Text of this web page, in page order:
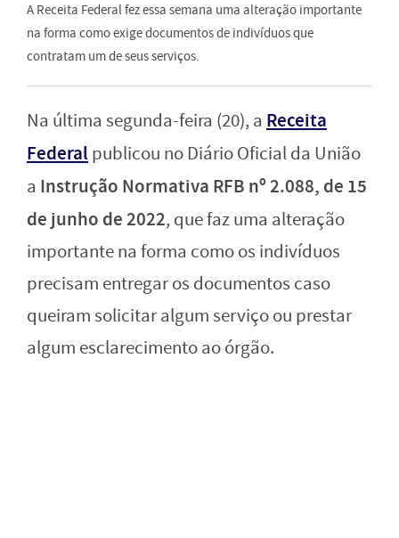
A Receita Federal fez essa semana uma alteração importante
na forma como exige documentos de indivíduos que
contratam um de seus serviços.
Na última segunda-feira (20), a Receita
Federal publicou no Diário Oficial da União
a Instrução Normativa RFB nº 2.088, de 15
de junho de 2022, que faz uma alteração
importante na forma como os indivíduos
precisam entregar os documentos caso
queiram solicitar algum serviço ou prestar
algum esclarecimento ao órgão.